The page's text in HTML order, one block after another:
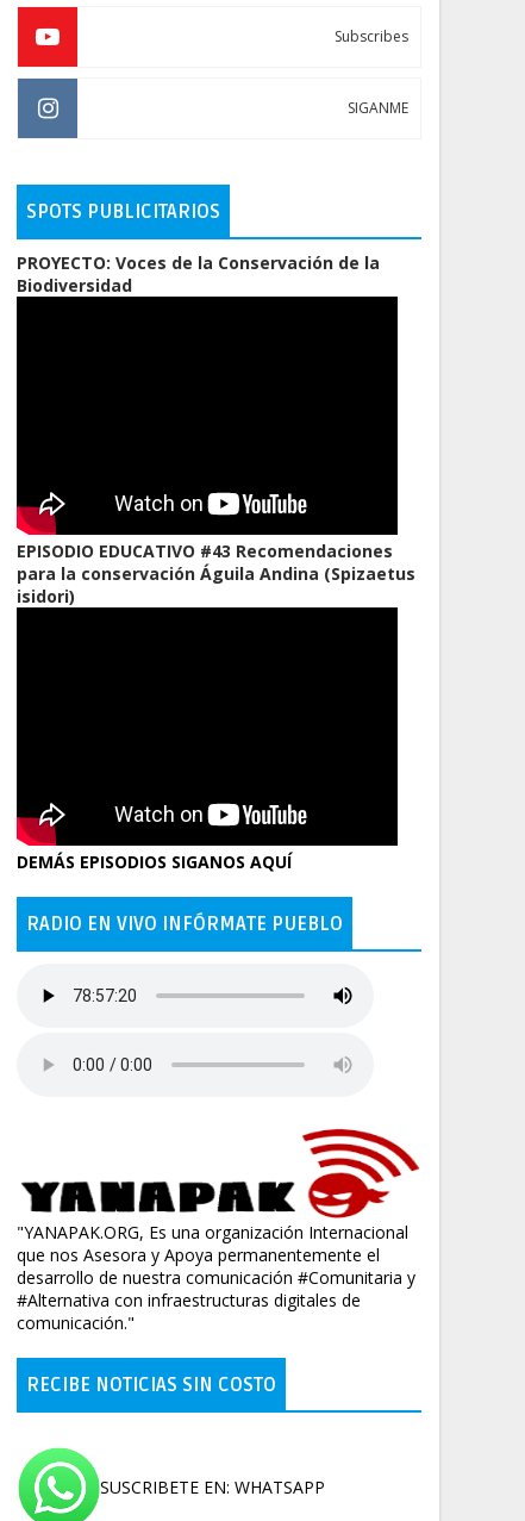
Subscribes
SIGANME
SPOTS PUBLICITARIOS
PROYECTO: Voces de la Conservación de la
Biodiversidad
EPISODIO EDUCATIVO #43 Recomendaciones
para la conservación Águila Andina (Spizaetus
isidori)
DEMÁS EPISODIOS SIGANOS AQUÍ
RADIO EN VIVO INFÓRMATE PUEBLO
"YANAPAK.ORG, Es una organización Internacional
que nos Asesora y Apoya permanentemente el
desarrollo de nuestra comunicación #Comunitaria y
#Alternativa con infraestructuras digitales de
comunicación."
RECIBE NOTICIAS SIN COSTO
SUSCRIBETE EN: WHATSAPP